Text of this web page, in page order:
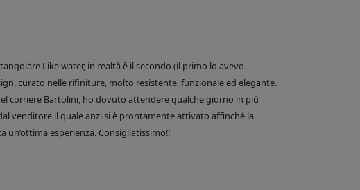
Like water, in realtà è il secondo (il primo lo avevo
curato nelle rifiniture, molto resistente, funzionale ed elegante.
corriere Bartolini, ho dovuto attendere qualche giorno in più
venditore il quale anzi si è prontamente attivato affinché la
un’ottima esperienza. Consigliatissimo!!